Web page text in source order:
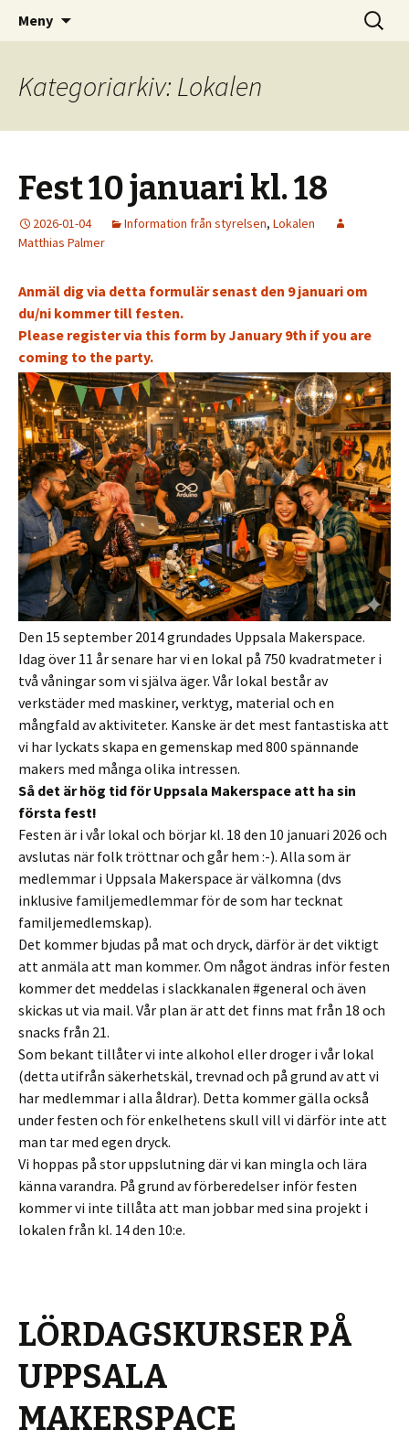
Uppsala Makerspace
Kom och skapa i Uppsala!
Meny
Sök
efter:
Kategoriarkiv: Lokalen
Fest 10 januari kl. 18
2026-01-04 Information från styrelsen, Lokalen
Matthias Palmer
Anmäl dig via detta formulär senast den 9 januari om
du/ni kommer till festen.
Please register via this form by January 9th if you are
coming to the party.
Den 15 september 2014 grundades Uppsala Makerspace.
Idag över 11 år senare har vi en lokal på 750 kvadratmeter i
två våningar som vi själva äger. Vår lokal består av
verkstäder med maskiner, verktyg, material och en
mångfald av aktiviteter. Kanske är det mest fantastiska att
vi har lyckats skapa en gemenskap med 800 spännande
makers med många olika intressen.
Så det är hög tid för Uppsala Makerspace att ha sin
första fest!
Festen är i vår lokal och börjar kl. 18 den 10 januari 2026 och
avslutas när folk tröttnar och går hem :-). Alla som är
medlemmar i Uppsala Makerspace är välkomna (dvs
inklusive familjemedlemmar för de som har tecknat
familjemedlemskap).
Det kommer bjudas på mat och dryck, därför är det viktigt
att anmäla att man kommer. Om något ändras inför festen
kommer det meddelas i slackkanalen #general och även
skickas ut via mail. Vår plan är att det finns mat från 18 och
snacks från 21.
Som bekant tillåter vi inte alkohol eller droger i vår lokal
(detta utifrån säkerhetskäl, trevnad och på grund av att vi
har medlemmar i alla åldrar). Detta kommer gälla också
under festen och för enkelhetens skull vill vi därför inte att
man tar med egen dryck.
Vi hoppas på stor uppslutning där vi kan mingla och lära
känna varandra. På grund av förberedelser inför festen
kommer vi inte tillåta att man jobbar med sina projekt i
lokalen från kl. 14 den 10:e.
LÖRDAGSKURSER PÅ
UPPSALA
MAKERSPACE